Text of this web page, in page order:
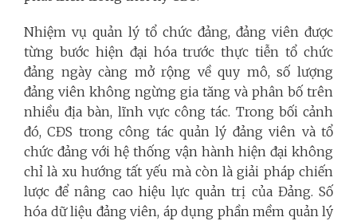
Nhiệm vụ quản lý tổ chức đảng, đảng viên được
từng bước hiện đại hóa trước thực tiễn tổ chức
đảng ngày càng mở rộng về quy mô, số lượng
đảng viên không ngừng gia tăng và phân bố trên
nhiều địa bàn, lĩnh vực công tác. Trong bối cảnh
đó, CĐS trong công tác quản lý đảng viên và tổ
chức đảng với hệ thống vận hành hiện đại không
chỉ là xu hướng tất yếu mà còn là giải pháp chiến
lược để nâng cao hiệu lực quản trị của Đảng. Số
hóa dữ liệu đảng viên, áp dụng phần mềm quản lý